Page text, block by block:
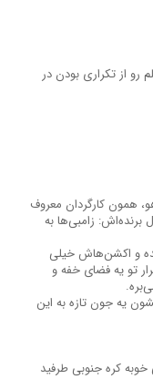
از تکراری بودن در
همون کارگردان معروف
برنده‌اش: زامبی‌ها به
و اکشن‌هاش خیلی
تو یه فضای خفه و
یه جون تازه به این
خوبه کره جنوبی طرفید